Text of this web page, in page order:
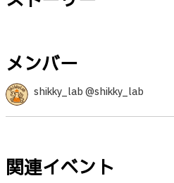
メンバー
shikky_lab @shikky_lab
関連イベント